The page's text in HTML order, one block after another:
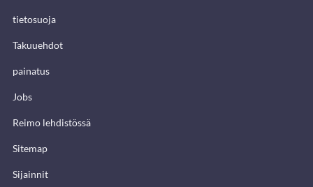
tietosuoja
Takuuehdot
painatus
Jobs
Reimo lehdistössä
Sitemap
Sijainnit